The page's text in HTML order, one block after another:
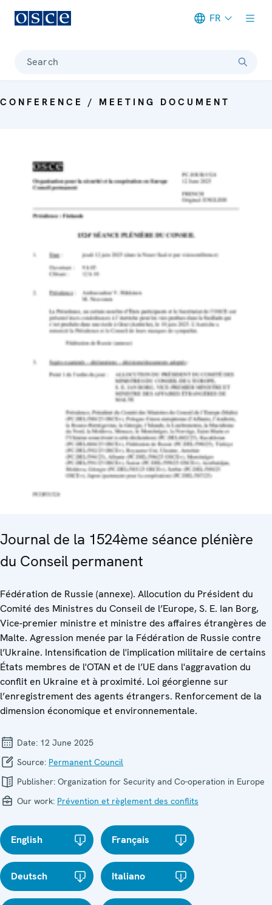
FR
Search
CONFERENCE / MEETING DOCUMENT
Journal de la 1524ème séance plénière
du Conseil permanent
Fédération de Russie (annexe). Allocution du Président du
Comité des Ministres du Conseil de l’Europe, S. E. Ian Borg,
Vice-premier ministre et ministre des affaires étrangères de
Malte. Agression menée par la Fédération de Russie contre
l’Ukraine. Intensification de l'implication militaire de certains
États membres de l'OTAN et de l’UE dans l'aggravation du
conflit en Ukraine et à proximité. Loi géorgienne sur
l’enregistrement des agents étrangers. Renforcement de la
dimension économique et environnementale.
Date: 12 June 2025
Source: Permanent Council
Publisher: Organization for Security and Co-operation in Europe
Our work: Prévention et règlement des conflits
English Français
Deutsch Italiano